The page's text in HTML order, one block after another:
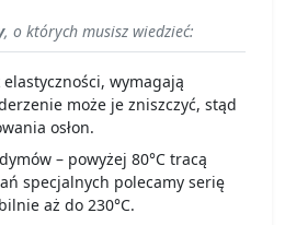
, o których musisz wiedzieć:
wymagają
może je zniszczyć, stąd
osłon.
– powyżej 80°C tracą
specjalnych polecamy serię
aż do 230°C.